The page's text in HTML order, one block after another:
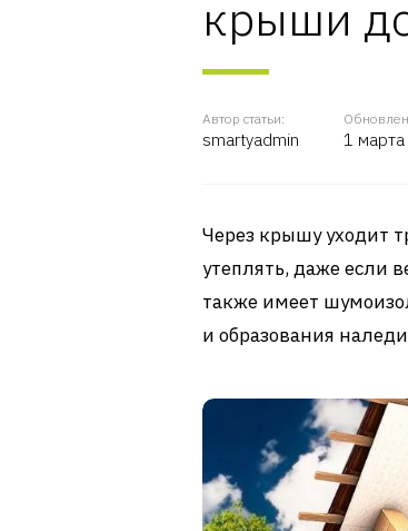
крыши
Автор статьи:
smartyadmin 1
Через крышу уходит
утеплять, даже если
также имеет
и образования